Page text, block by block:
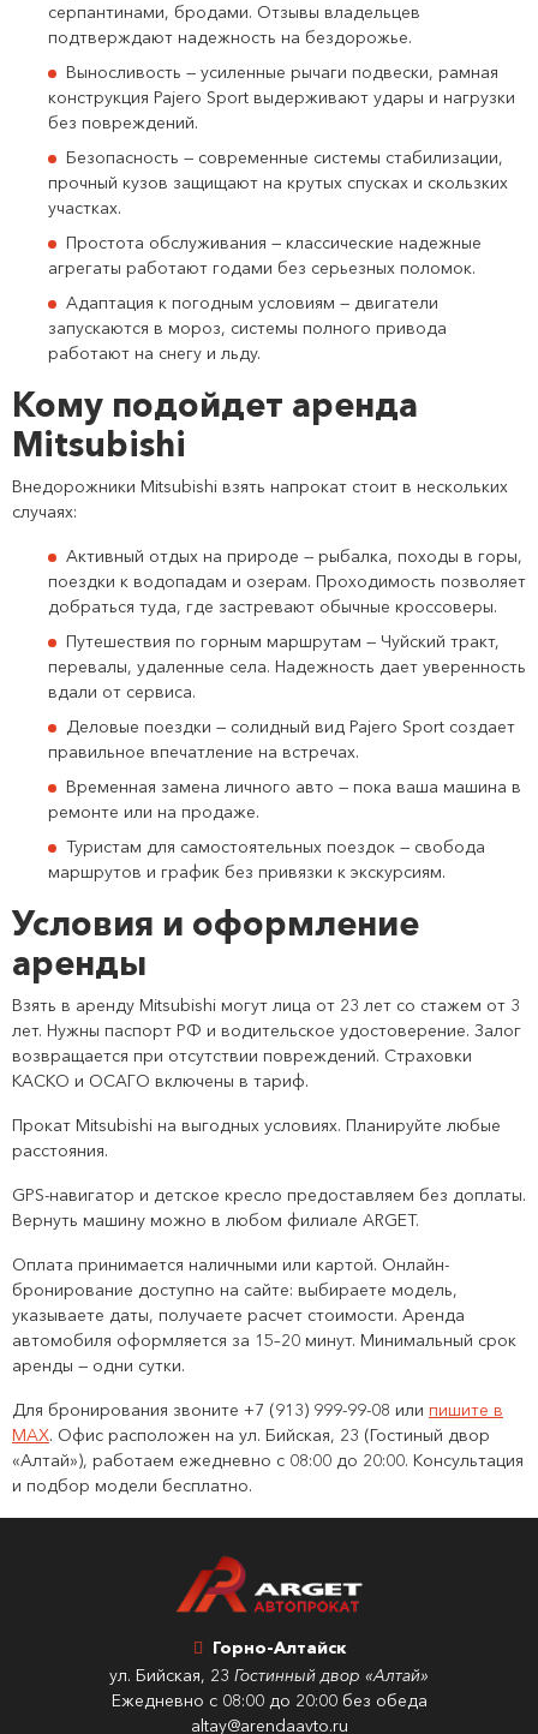
серпантинами, бродами. Отзывы владельцев
подтверждают надежность на бездорожье.
Выносливость — усиленные рычаги подвески, рамная
конструкция Pajero Sport выдерживают удары и нагрузки
без повреждений.
Безопасность — современные системы стабилизации,
прочный кузов защищают на крутых спусках и скользких
участках.
Простота обслуживания — классические надежные
агрегаты работают годами без серьезных поломок.
Адаптация к погодным условиям — двигатели
запускаются в мороз, системы полного привода
работают на снегу и льду.
Кому подойдет аренда
Mitsubishi
Внедорожники Mitsubishi взять напрокат стоит в нескольких
случаях:
Активный отдых на природе — рыбалка, походы в горы,
поездки к водопадам и озерам. Проходимость позволяет
добраться туда, где застревают обычные кроссоверы.
Путешествия по горным маршрутам — Чуйский тракт,
перевалы, удаленные села. Надежность дает уверенность
вдали от сервиса.
Деловые поездки — солидный вид Pajero Sport создает
правильное впечатление на встречах.
Временная замена личного авто — пока ваша машина в
ремонте или на продаже.
Туристам для самостоятельных поездок — свобода
маршрутов и график без привязки к экскурсиям.
Условия и оформление
аренды
Взять в аренду Mitsubishi могут лица от 23 лет со стажем от 3
лет. Нужны паспорт РФ и водительское удостоверение. Залог
возвращается при отсутствии повреждений. Страховки
КАСКО и ОСАГО включены в тариф.
Прокат Mitsubishi на выгодных условиях. Планируйте любые
расстояния.
GPS-навигатор и детское кресло предоставляем без доплаты.
Вернуть машину можно в любом филиале ARGET.
Оплата принимается наличными или картой. Онлайн-
бронирование доступно на сайте: выбираете модель,
указываете даты, получаете расчет стоимости. Аренда
автомобиля оформляется за 15–20 минут. Минимальный срок
аренды — одни сутки.
Для бронирования звоните +7 (913) 999-99-08 или пишите в
MAX. Офис расположен на ул. Бийская, 23 (Гостиный двор
«Алтай»), работаем ежедневно с 08:00 до 20:00. Консультация
и подбор модели бесплатно.
Горно-Алтайск
ул. Бийская, 23 Гостинный двор «Алтай»
Ежедневно с 08:00 до 20:00 без обеда
altay@arendaavto.ru